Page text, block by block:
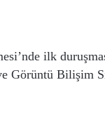
ilk
Görüntü Bilişim